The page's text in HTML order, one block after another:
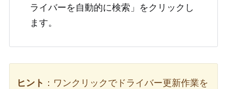
ライバーを自動的に検索」をクリックし
ます。
ヒント ：ワンクリックでドライバー更新作業を